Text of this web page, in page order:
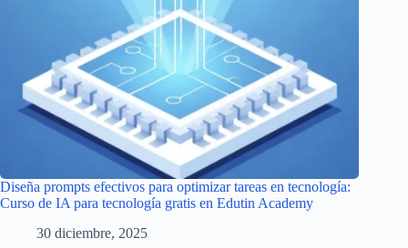
Diseña prompts efectivos para optimizar tareas en tecnología:
Curso de IA para tecnología gratis en Edutin Academy
30 diciembre, 2025